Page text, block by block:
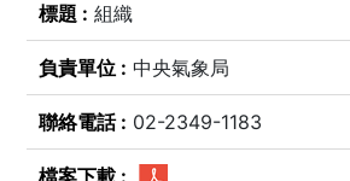
組織
中央氣象局
02-2349-1183